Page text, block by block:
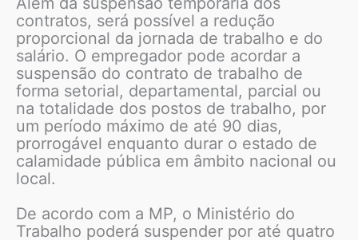
contratos, será possível a redução
proporcional da jornada de trabalho e do
salário. O empregador pode acordar a
suspensão do contrato de trabalho de
forma setorial, departamental, parcial ou
na totalidade dos postos de trabalho, por
um período máximo de até 90 dias,
prorrogável enquanto durar o estado de
calamidade pública em âmbito nacional ou
local.
De acordo com a MP, o Ministério do
Trabalho poderá suspender por até quatro